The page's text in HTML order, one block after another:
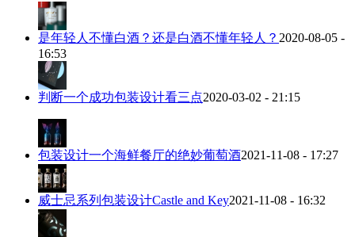
是年轻人不懂白酒？还是白酒不懂年轻人？ 2020-08-05 -
16:53
判断一个成功包装设计看三点2020-03-02 - 21:15
包装设计一个海鲜餐厅的绝妙葡萄酒2021-11-08 - 17:27
威士忌系列包装设计Castle and Key2021-11-08 - 16:32